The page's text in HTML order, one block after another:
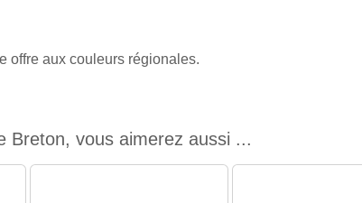
offre aux couleurs régionales.
Breton, vous aimerez aussi ...